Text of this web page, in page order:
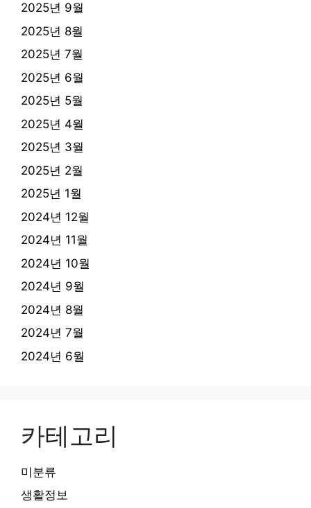
2025년 9월
2025년 8월
2025년 7월
2025년 6월
2025년 5월
2025년 4월
2025년 3월
2025년 2월
2025년 1월
2024년 12월
2024년 11월
2024년 10월
2024년 9월
2024년 8월
2024년 7월
2024년 6월
카테고리
미분류
생활정보